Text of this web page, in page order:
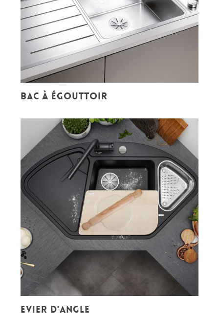
Bac à égouttoir
Evier d'angle